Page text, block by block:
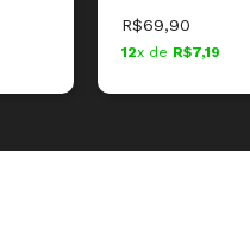
mãos-livres (hands
R$69,90
12x de R$7,19